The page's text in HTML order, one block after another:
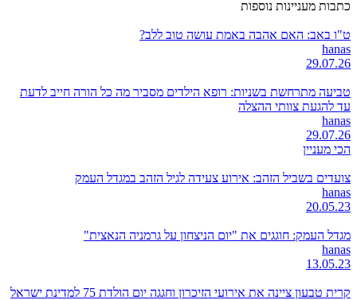
כתבות מעניינות נוספות
ט"ו באב: האם אהבה באמת עושה טוב ללב?
hanas
29.07.26
טביעה מתרחשת בשניות: רופא הילדים מסביר מה כל הורה חייב לדעת
עד להגעת צוותי ההצלה
hanas
29.07.26
הכי מעניין
צועדים בשביל הזהב: אירוע צעידה לגיל הזהב במגדל העמק
hanas
20.05.23
מגדל העמק: חוגגים את "יום הניצחון על גרמניה הנאצית"
hanas
13.05.23
קרית טבעון ציינה את אירועי הזיכרון וחגגה יום הולדת 75 למדינת ישראל